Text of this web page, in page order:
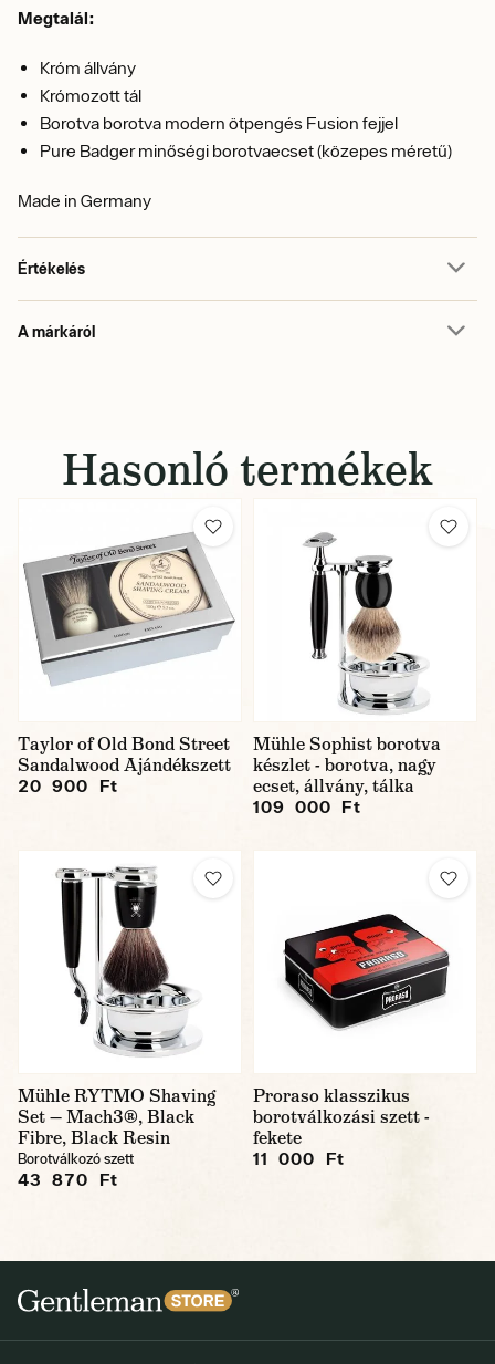
Megtalál:
Króm állvány
Krómozott tál
Borotva borotva modern ötpengés Fusion fejjel
Pure Badger minőségi borotvaecset (közepes méretű)
Made in Germany
Értékelés
A márkáról
Hasonló termékek
Taylor of Old Bond Street
Sandalwood Ajándékszett
20 900 Ft
Mühle Sophist borotva
készlet - borotva, nagy
ecset, állvány, tálka
109 000 Ft
Mühle RYTMO Shaving
Set — Mach3®, Black
Fibre, Black Resin
Borotválkozó szett
43 870 Ft
Proraso klasszikus
borotválkozási szett -
fekete
11 000 Ft